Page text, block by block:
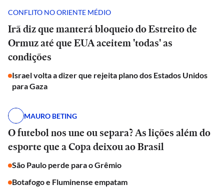
CONFLITO NO ORIENTE MÉDIO
Irã diz que manterá bloqueio do Estreito de
Ormuz até que EUA aceitem 'todas' as
condições
Israel volta a dizer que rejeita plano dos Estados Unidos
para Gaza
MAURO BETING
O futebol nos une ou separa? As lições além do
esporte que a Copa deixou ao Brasil
São Paulo perde para o Grêmio
Botafogo e Fluminense empatam